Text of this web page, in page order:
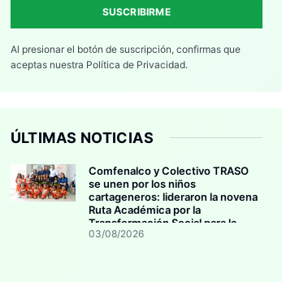
SUSCRIBIRME
Al presionar el botón de suscripción, confirmas que
aceptas nuestra Política de Privacidad.
ÚLTIMAS NOTICIAS
Comfenalco y Colectivo TRASO
se unen por los niños
cartageneros: lideraron la novena
Ruta Académica por la
Transformación Social para la
primera infancia
03/08/2026